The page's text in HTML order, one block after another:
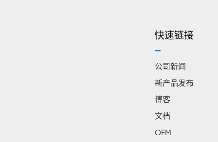
快速链接
公司新闻
新产品发布
博客
文档
OEM